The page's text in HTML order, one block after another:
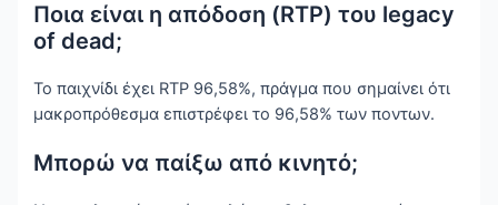
Ποια είναι η απόδοση (RTP) του legacy
of dead;
Το παιχνίδι έχει RTP 96,58%, πράγμα που σημαίνει ότι
μακροπρόθεσμα επιστρέφει το 96,58% των ποντων.
Μπορώ να παίξω από κινητό;